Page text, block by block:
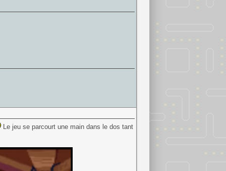
Le jeu se parcourt une main dans le dos tant